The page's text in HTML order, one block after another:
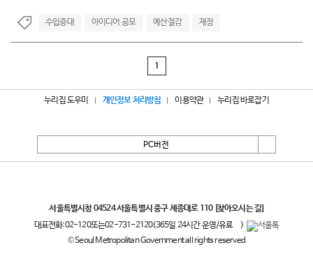
수입증대 아이디어 공모 예산절감 재정
1
누리집 도우미 개인정보 처리방침 이용약관 누리집 바로잡기
PC버전
서울특별시청 04524 서울특별시 중구 세종대로 110 [찾아오시는 길]
대표전화:02-120또는02-731-2120(365일 24시간 운영/유료
)
© Seoul Metropolitan Government all rights reserved